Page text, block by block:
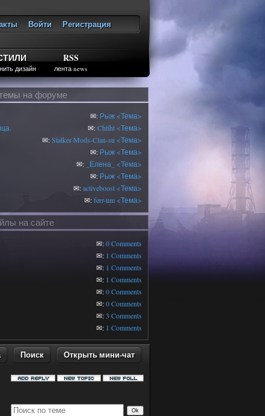
Войти
Регистрация
дизайн
RSS
лента news
на форуме
✉: Рыж <Тема>
✉:Chtiht <Тема>
✉:Stalker-Mods-Clan-su <Тема>
✉: Рыж <Тема>
✉: _Елена_
<Тема>
✉: Рыж <Тема>
✉:activeboost <Тема>
✉:ferr-um <Тема>
на сайте
✉:0 Comments
✉: 1 Comments
✉: 1 Comments
✉: 1 Comments
✉:0 Comments
✉:0 Comments
✉:3 Comments
✉: 1 Comments
Поиск Открыть мини-чат